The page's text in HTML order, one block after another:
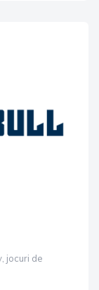
jocuri de